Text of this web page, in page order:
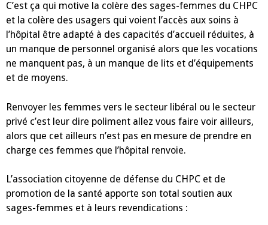
C’est ça qui motive la colère des sages-femmes du CHPC
et la colère des usagers qui voient l’accès aux soins à
l’hôpital être adapté à des capacités d’accueil réduites, à
un manque de personnel organisé alors que les vocations
ne manquent pas, à un manque de lits et d’équipements
et de moyens.
Renvoyer les femmes vers le secteur libéral ou le secteur
privé c’est leur dire poliment allez vous faire voir ailleurs,
alors que cet ailleurs n’est pas en mesure de prendre en
charge ces femmes que l’hôpital renvoie.
L’association citoyenne de défense du CHPC et de
promotion de la santé apporte son total soutien aux
sages-femmes et à leurs revendications :